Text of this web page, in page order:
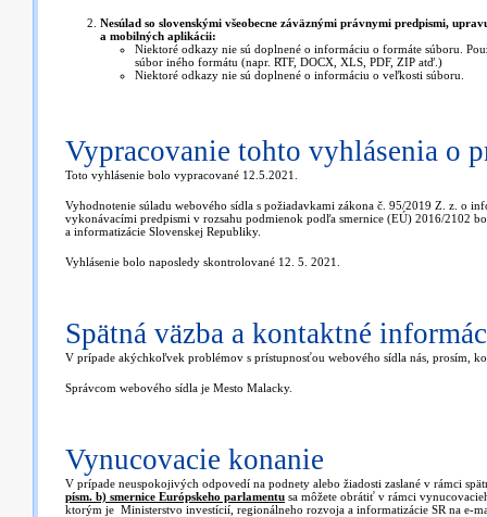
Nesúlad so slovenskými všeobecne záväznými právnymi predpismi,
a mobilných aplikácii:
Niektoré odkazy nie sú doplnené o informáciu o formáte súboru.
súbor iného formátu (napr. RTF, DOCX, XLS, PDF, ZIP atď.)
Niektoré odkazy nie sú doplnené o informáciu o veľkosti súboru.
Vypracovanie tohto vyhlásenia o
Toto vyhlásenie bolo vypracované 12.5.2021.
Vyhodnotenie súladu webového sídla s požiadavkami zákona č. 95/2019 Z. z. o
vykonávacími predpismi v rozsahu podmienok podľa smernice (EÚ) 2016/2102
a informatizácie Slovenskej Republiky.
Vyhlásenie bolo naposledy skontrolované 12. 5. 2021.
Spätná väzba a kontaktné
V prípade akýchkoľvek problémov s prístupnosťou webového sídla nás, prosím,
Správcom webového sídla je Mesto Malacky.
Vynucovacie konanie
V prípade neuspokojivých odpovedí na podnety alebo žiadosti zaslané v rámci
písm. b) smernice Európskeho parlamentu sa môžete obrátiť v rámci
ktorým je Ministerstvo investícií, regionálneho rozvoja a informatizácie SR na e-